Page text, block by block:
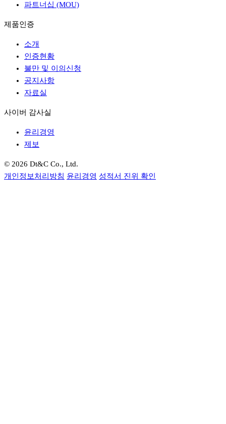
파트너십 (MOU)
제품인증
소개
인증현황
불만 및 이의신청
공지사항
자료실
사이버 감사실
윤리경영
제보
© 2026 Dt&C Co., Ltd.
개인정보처리방침 윤리경영 성적서 진위 확인